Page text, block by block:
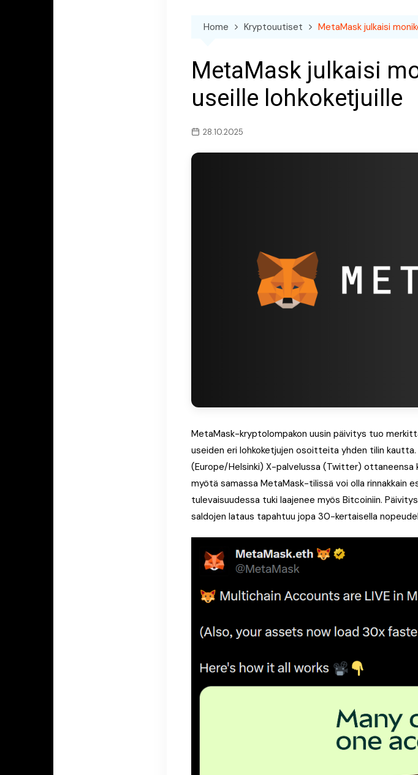
Home Kryptouutiset MetaMask julkaisi
MetaMask julkaisi
useille lohkoketjuille
28.10.2025
MetaMask-kryptolompakon uusin päivitys tuo
useiden eri lohkoketjujen osoitteita yhden tilin
(Europe/Helsinki) X-palvelussa (Twitter)
myötä samassa MetaMask-tilissä voi olla rinnakkain
tulevaisuudessa tuki laajenee myös Bitcoiniin.
saldojen lataus tapahtuu jopa 30-kertaisella